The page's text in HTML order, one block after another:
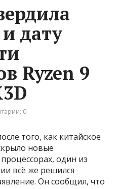
дату
Ryzen 9
0
того, как китайское
новые
один из
всё же решился
Он сообщил, что